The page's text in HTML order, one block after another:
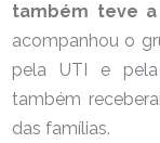
também teve
acompanhou o
pela UTI e
também
das famílias.